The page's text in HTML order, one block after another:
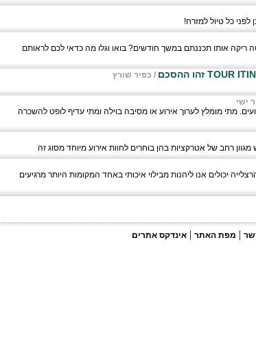
כל טיול למזרח!
ריקה אותו תכננתם במשך חודשים? בואו וגלו מה כדאי לכם לראותם
/ כפיר שורץ
ישי
מתי מומלץ לערוך אירוע או מסיבה בוילה ומתי עדיף לופט להשכרה
רחב של אטרקציות בהן בוחרים לחוות אירוע מיוחד מסוג זה
יכולים אנו ליהנות מבילוי איכותי באחד המקומות היותר מרגיעים
| מפת האתר | אינדקס אתרים